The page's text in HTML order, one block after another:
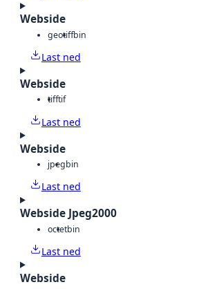
Webside
geotiffbin
Last ned
Webside
tifftif
Last ned
Webside
jpegbin
Last ned
Webside Jpeg2000
octetbin
Last ned
Webside